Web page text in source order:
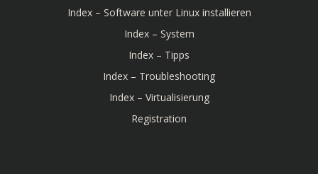
Index – Software unter Linux installieren
Index – System
Index – Tipps
Index – Troubleshooting
Index – Virtualisierung
Registration